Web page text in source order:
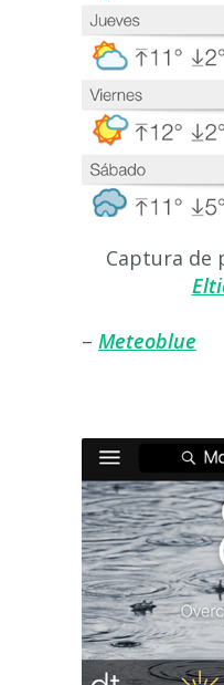
Captura de
– Meteoblue